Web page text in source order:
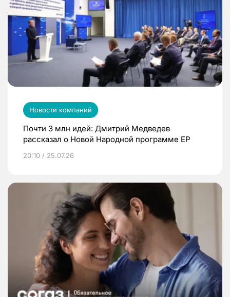
Новости компаний
Почти 3 млн идей: Дмитрий Медведев
рассказал о Новой Народной программе ЕР
20:10 / 25.07.26